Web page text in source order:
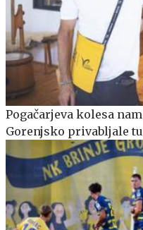
Pogačarjeva kolesa
Gorenjsko privabljale